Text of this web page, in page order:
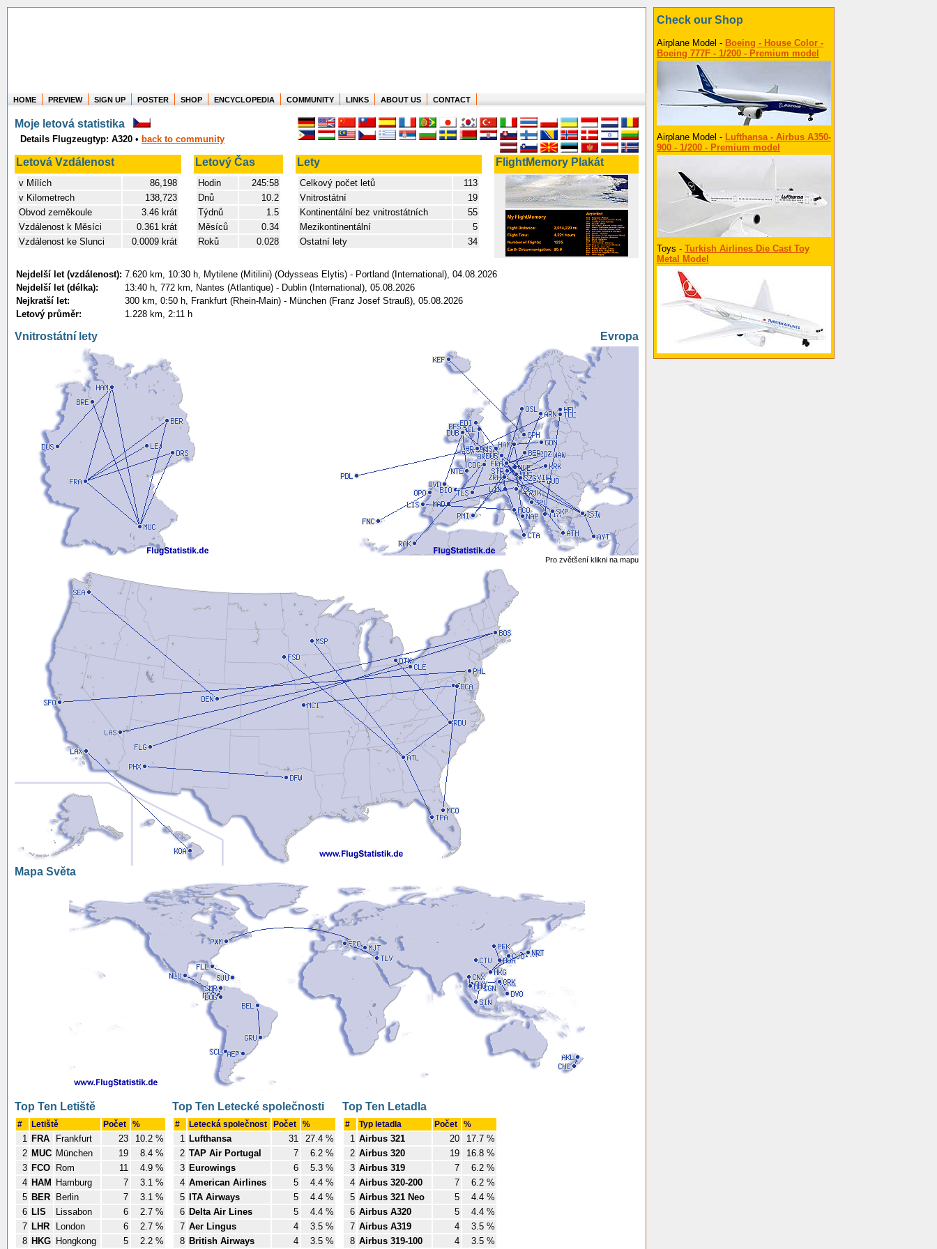
Where in the world have you flown?
How long have you been in the air?
Create your own FlightMemory and see!
HOME PREVIEW SIGN UP POSTER SHOP ENCYCLOPEDIA COMMUNITY LINKS ABOUT US CONTACT
Moje letová statistika
Details Flugzeugtyp: A320 • back to community
Letová Vzdálenost Letový Čas Lety FlightMemory Plakát
v Mílích
86,198
v Kilometrech
138,723
Obvod zeměkoule
3.46 krát
Vzdálenost k Měsíci
0.361 krát
Vzdálenost ke Slunci
0.0009 krát
Hodin
245:58
Dnů
10.2
Týdnů
1.5
Měsíců
0.34
Roků
0.028
Celkový počet letů
113
Vnitrostátní
19
Kontinentální bez vnitrostátních
55
Mezikontinentální
5
Ostatní lety
34
Nejdelší let (vzdálenost): 7.620 km, 10:30 h, Mytilene (Mitilini) (Odysseas Elytis) - Portland (International), 04.08.2026
Nejdelší let (délka):
13:40 h, 772 km, Nantes (Atlantique) - Dublin (International), 05.08.2026
Nejkratší let:
300 km, 0:50 h, Frankfurt (Rhein-Main) - München (Franz Josef Strauß), 05.08.2026
Letový průměr:
1.228 km, 2:11 h
Vnitrostátní lety Evropa
Pro zvětšení klikni na mapu
Mapa Světa
Top Ten Letiště
# Letiště Počet %
1 FRA Frankfurt 23
10.2 %
2 MUC München 19
8.4 %
3 FCO Rom 11
4.9 %
4 HAM Hamburg 7
3.1 %
5 BER Berlin 7
3.1 %
6 LIS Lissabon 6
2.7 %
7 LHR London 6
2.7 %
8 HKG Hongkong 5 2.2 %
Top Ten Letecké společnosti
# Letecká společnost Počet %
1 Lufthansa 31
27.4 %
2 TAP Air Portugal 7
6.2 %
3 Eurowings 6
5.3 %
4 American Airlines 5
4.4 %
5
ITA Airways 5
4.4 %
6 Delta Air Lines 5
4.4 %
7 Aer Lingus 4
3.5 %
8 British Airways 4 3.5 %
Top Ten Letadla
# Typ letadla Počet %
1 Airbus 321 20
17.7 %
2 Airbus 320 19
16.8 %
3 Airbus 319 7
6.2 %
4 Airbus 320-200 7
6.2 %
5 Airbus 321 Neo 5
4.4 %
6 Airbus A320 5
4.4 %
7 Airbus A319 4
3.5 %
8 Airbus 319-100 4 3.5 %
Check our Shop
Airplane Model - Boeing - House Color -
Boeing 777F - 1/200 - Premium model
Airplane Model - Lufthansa - Airbus A350-
900 - 1/200 - Premium model
Toys - Turkish Airlines Die Cast Toy
Metal Model